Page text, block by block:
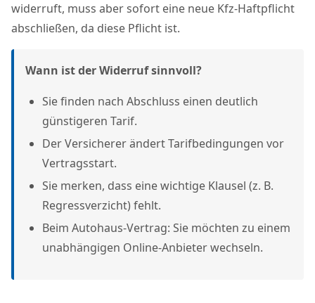
widerruft, muss aber sofort eine neue Kfz-Haftpflicht
abschließen, da diese Pflicht ist.
Wann ist der Widerruf sinnvoll?
Sie finden nach Abschluss einen deutlich
günstigeren Tarif.
Der Versicherer ändert Tarifbedingungen vor
Vertragsstart.
Sie merken, dass eine wichtige Klausel (z. B.
Regressverzicht) fehlt.
Beim Autohaus-Vertrag: Sie möchten zu einem
unabhängigen Online-Anbieter wechseln.